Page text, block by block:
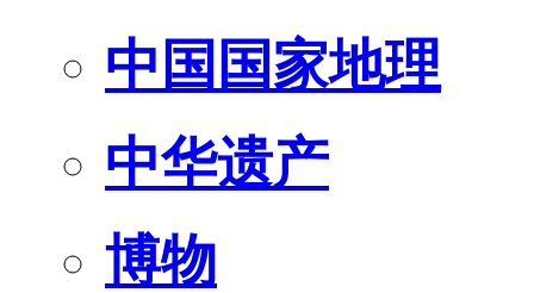
中国国家地理
中华遗产
博物